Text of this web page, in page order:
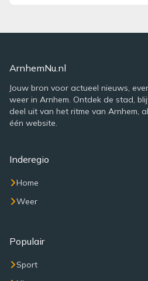
ArnhemNu.nl
Jouw bron voor actueel nieuws,
weer in Arnhem. Ontdek de stad,
deel uit van het ritme van Arnhem,
één website.
Inderegio
Home
Weer
Populair
Sport